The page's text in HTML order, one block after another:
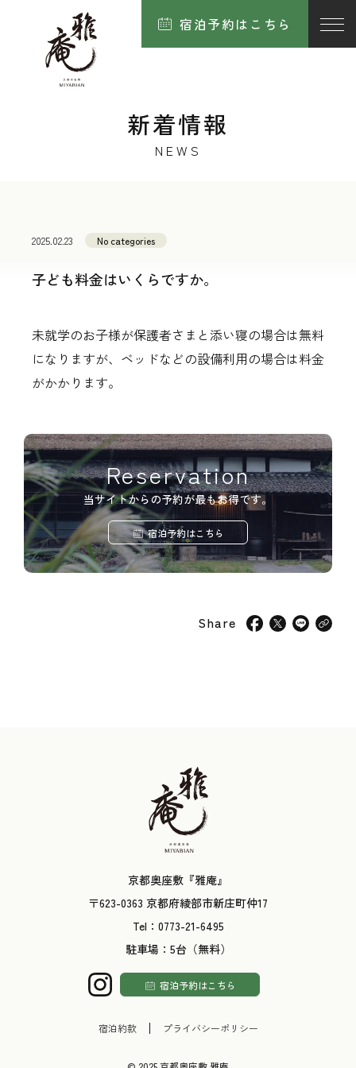
宿泊予約はこちら
新着情報
NEWS
2025.02.23 No categories
子ども料金はいくらですか。
未就学のお子様が保護者さまと添い寝の場合は無料
になりますが、ベッドなどの設備利用の場合は料金
がかかります。
Share
Reservation
当サイトからの予約が最もお得です。
宿泊予約はこちら
京都奥座敷『雅庵』
〒623-0363 京都府綾部市新庄町仲17
Tel： 0773-21-6495
駐車場：5台（無料）
宿泊予約はこちら
宿泊約款 プライバシーポリシー